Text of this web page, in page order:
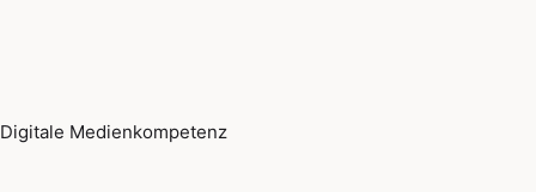
Digitale Medienkompetenz